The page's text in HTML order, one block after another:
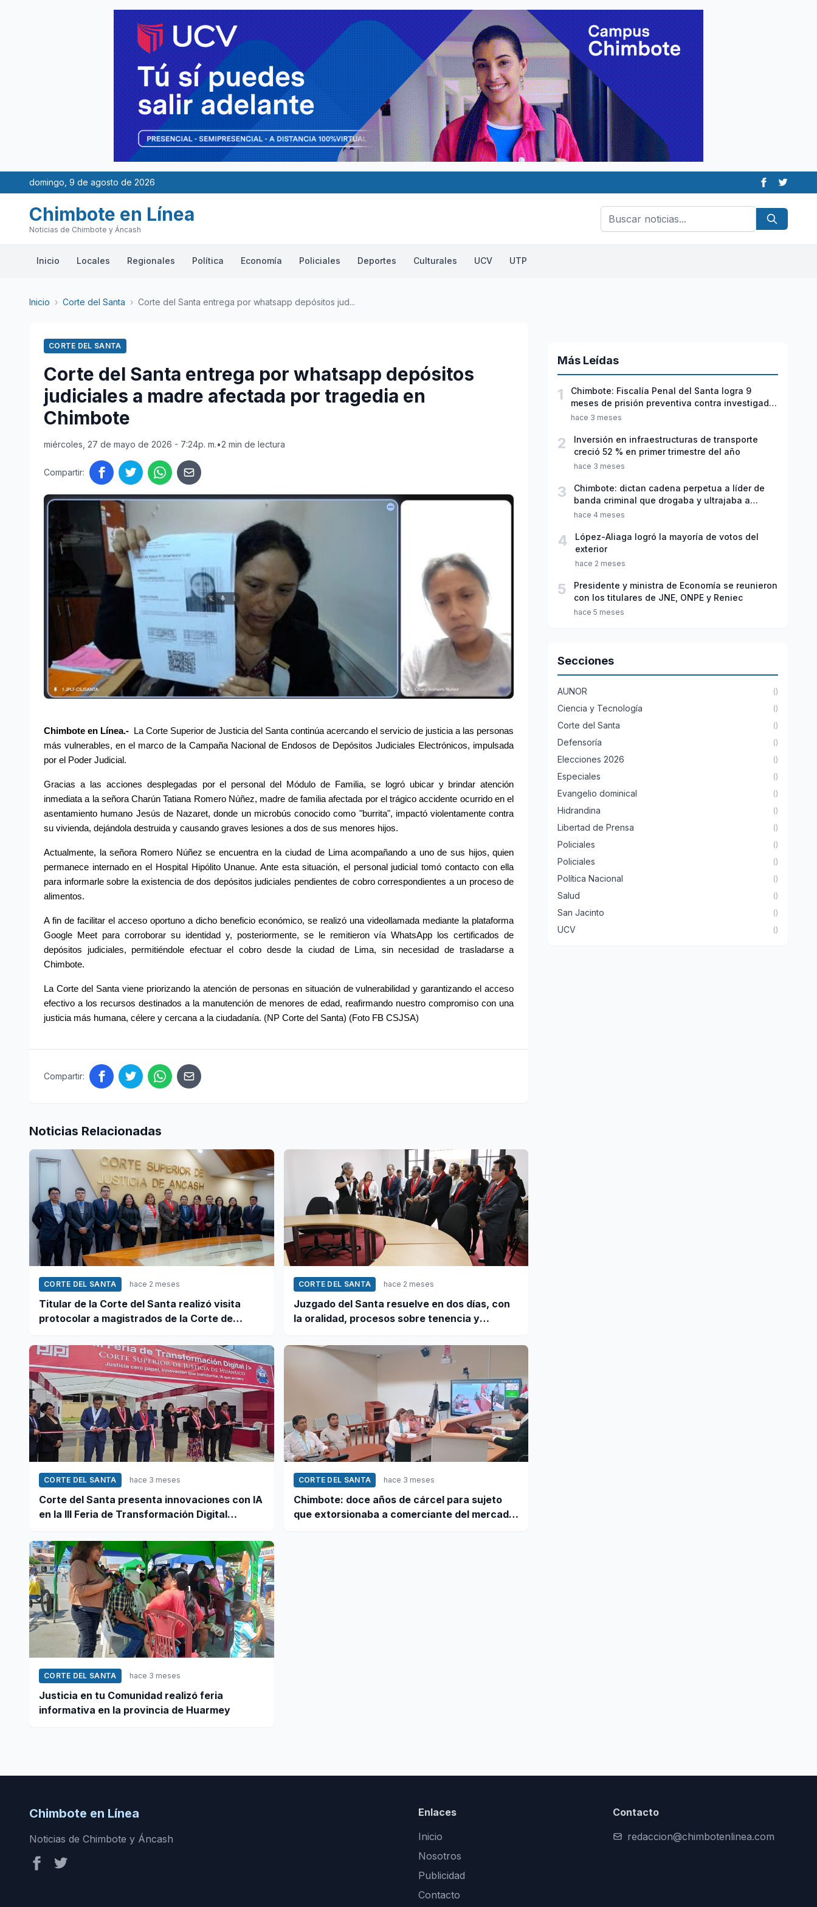
domingo, 9 de agosto de 2026
Chimbote en Línea
Noticias de Chimbote y Áncash
Inicio Locales Regionales Política Economía Policiales Deportes Culturales UCV UTP
Inicio › Corte del Santa › Corte del Santa entrega por whatsapp depósitos jud...
CORTE DEL SANTA
Corte del Santa entrega por whatsapp depósitos
judiciales a madre afectada por tragedia en
Chimbote
miércoles, 27 de mayo de 2026 - 7:24p. m.•2 min de lectura
Compartir:
Chimbote en Línea.-
La Corte Superior de Justicia del Santa continúa acercando el servicio de justicia a las personas
más vulnerables, en el marco de la Campaña Nacional de Endosos de Depósitos Judiciales Electrónicos, impulsada
por el Poder Judicial.
Gracias a las acciones desplegadas por el personal del Módulo de Familia, se logró ubicar y brindar atención
inmediata a la señora Charún Tatiana Romero Núñez, madre de familia afectada por el trágico accidente ocurrido en el
asentamiento humano Jesús de Nazaret, donde un microbús conocido como "burrita", impactó violentamente contra
su vivienda, dejándola destruida y causando graves lesiones a dos de sus menores hijos.
Actualmente, la señora Romero Núñez se encuentra en la ciudad de Lima acompañando a uno de sus hijos, quien
permanece internado en el Hospital Hipólito Unanue. Ante esta situación, el personal judicial tomó contacto con ella
para informarle sobre la existencia de dos depósitos judiciales pendientes de cobro correspondientes a un proceso de
alimentos.
A fin de facilitar el acceso oportuno a dicho beneficio económico, se realizó una videollamada mediante la plataforma
Google Meet para corroborar su identidad y, posteriormente, se le remitieron vía WhatsApp los certificados de
depósitos judiciales, permitiéndole efectuar el cobro desde la ciudad de Lima, sin necesidad de trasladarse a
Chimbote.
La Corte del Santa viene priorizando la atención de personas en situación de vulnerabilidad y garantizando el acceso
efectivo a los recursos destinados a la manutención de menores de edad, reafirmando nuestro compromiso con una
justicia más humana, célere y cercana a la ciudadanía. (NP Corte del Santa) (Foto FB CSJSA)
Compartir:
Noticias Relacionadas
CORTE DEL SANTA hace 2 meses
Titular de la Corte del Santa realizó visita
protocolar a magistrados de la Corte de
CORTE DEL SANTA hace 2 meses
Juzgado del Santa resuelve en dos días, con
la oralidad, procesos sobre tenencia y
CORTE DEL SANTA hace 3 meses
Corte del Santa presenta innovaciones con IA
en la III Feria de Transformación Digital
CORTE DEL SANTA hace 3 meses
Chimbote: doce años de cárcel para sujeto
que extorsionaba a comerciante del mercado
CORTE DEL SANTA hace 3 meses
Justicia en tu Comunidad realizó feria
informativa en la provincia de Huarmey
Más Leídas
1
Chimbote: Fiscalía Penal del Santa logra 9
meses de prisión preventiva contra investigado
por violación sexual y tentativa de feminicidio
hace 3 meses
2
Inversión en infraestructuras de transporte
creció 52 % en primer trimestre del año
hace 3 meses
3
Chimbote: dictan cadena perpetua a líder de
banda criminal que drogaba y ultrajaba a
jóvenes
hace 4 meses
4
López-Aliaga logró la mayoría de votos del
exterior
hace 2 meses
5
Presidente y ministra de Economía se reunieron
con los titulares de JNE, ONPE y Reniec
hace 5 meses
Secciones
AUNOR ()
Ciencia y Tecnología ()
Corte del Santa ()
Defensoría ()
Elecciones 2026 ()
Especiales ()
Evangelio dominical ()
Hidrandina ()
Libertad de Prensa ()
Policiales ()
Policiales ()
Política Nacional ()
Salud ()
San Jacinto ()
UCV ()
Chimbote en Línea
Noticias de Chimbote y Áncash
Enlaces
Inicio
Nosotros
Publicidad
Contacto
Contacto
redaccion@chimbotenlinea.com